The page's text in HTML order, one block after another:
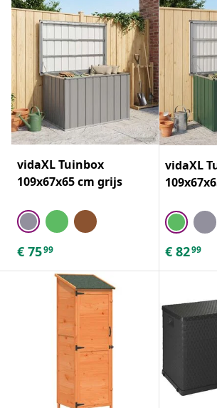
vidaXL Tuinbox
109x67x65 cm grijs
€ 7599
vidaXL
€ 8299